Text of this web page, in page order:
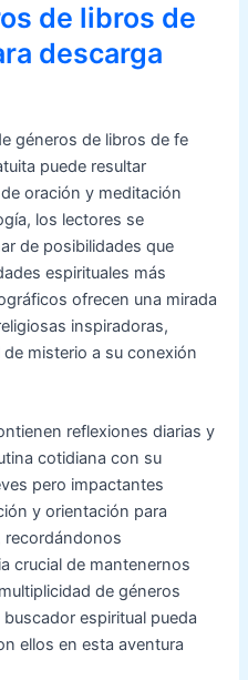
de libros de
descarga
géneros de libros de fe
puede resultar
oración y meditación
los lectores se
de posibilidades que
espirituales más
ofrecen una mirada
inspiradoras,
misterio a su conexión
reflexiones diarias y
cotidiana con su
pero impactantes
y orientación para
recordándonos
crucial de mantenernos
de géneros
espiritual pueda
ellos en esta aventura